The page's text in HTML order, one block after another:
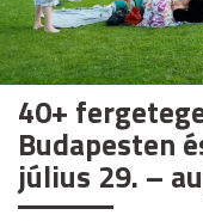
40+
Budapesten
július 29. –